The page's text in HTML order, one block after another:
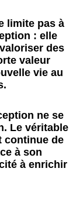
limite pas à
: elle
des
valeur
vie au
ne se
Le véritable
continue de
à son
à enrichir